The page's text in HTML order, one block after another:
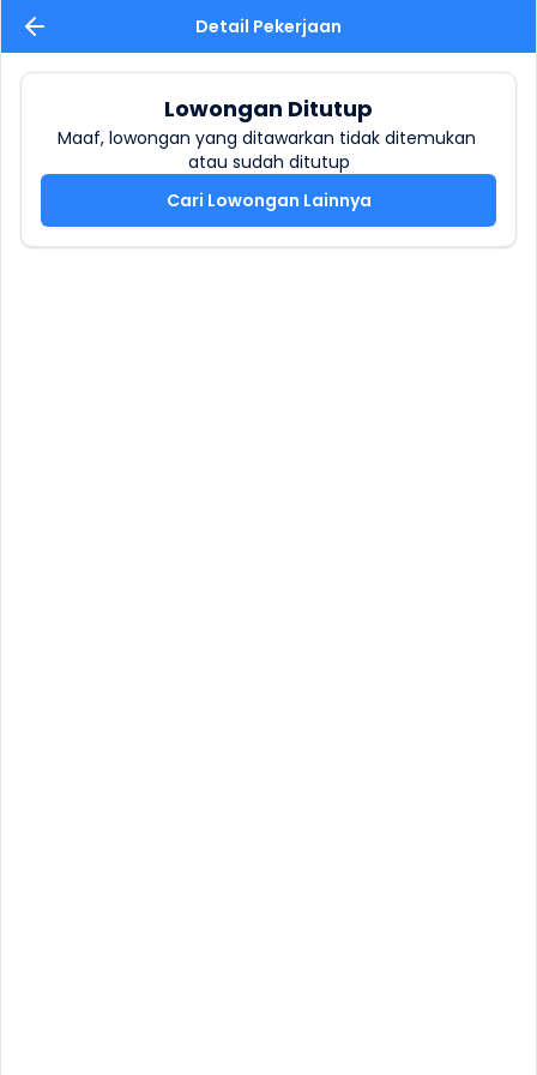
Detail Pekerjaan
Lowongan Ditutup
Maaf, lowongan yang ditawarkan tidak ditemukan
atau sudah ditutup
Cari Lowongan Lainnya